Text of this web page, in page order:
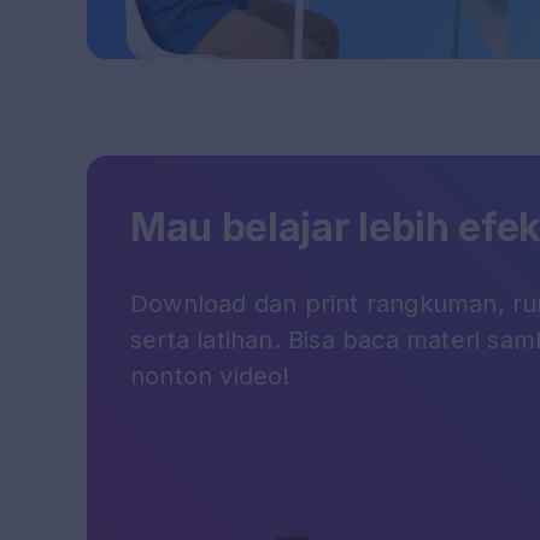
Mau belajar lebih
Download dan print rangkuman,
serta latihan. Bisa baca materi
nonton video!